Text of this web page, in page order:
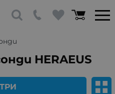
HERAEUS